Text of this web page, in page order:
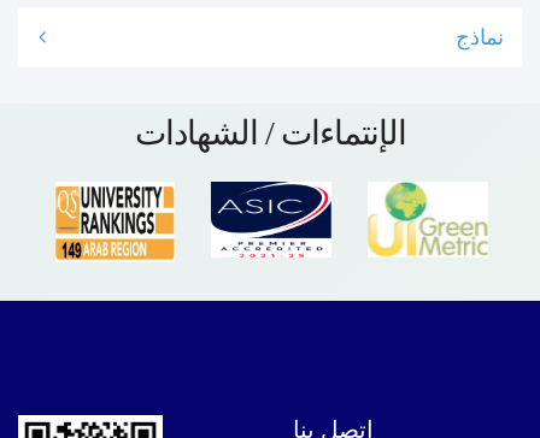
نماذج
الإنتماءات / الشهادات
إتصل بنا